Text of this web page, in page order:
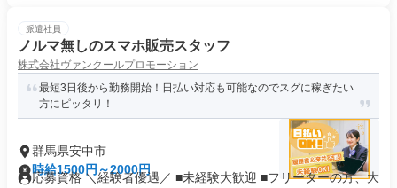
派遣社員
ノルマ無しのスマホ販売スタッフ
株式会社ヴァンクールプロモーション
最短3日後から勤務開始！日払い対応も可能なのでスグに稼ぎたい
方にピッタリ！
群馬県安中市
時給1500円～2000円
応募資格 ＼経験者優遇／ ■未経験大歓迎 ■フリーターの方、大